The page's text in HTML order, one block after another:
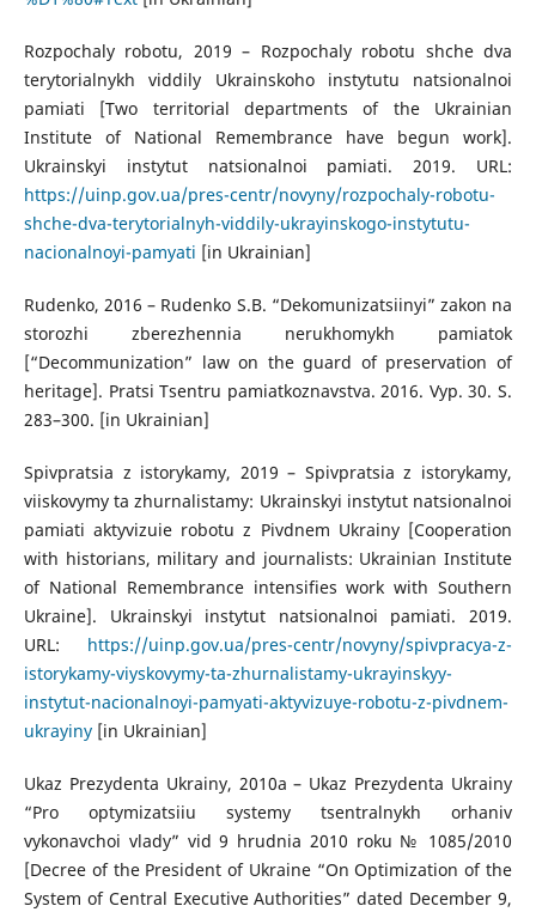
Rozpochaly robotu, 2019 – Rozpochaly robotu shche dva
terytorialnykh viddily Ukrainskoho instytutu natsionalnoi
pamiati [Two territorial departments of the Ukrainian
Institute of National Remembrance have begun work].
Ukrainskyi instytut natsionalnoi pamiati. 2019. URL:
https://uinp.gov.ua/pres-centr/novyny/rozpochaly-robotu-
shche-dva-terytorialnyh-viddily-ukrayinskogo-instytutu-
nacionalnoyi-pamyati [in Ukrainian]
Rudenko, 2016 – Rudenko S.B. “Dekomunizatsiinyi” zakon na
storozhi zberezhennia nerukhomykh pamiatok
[“Decommunization” law on the guard of preservation of
heritage]. Pratsi Tsentru pamiatkoznavstva. 2016. Vyp. 30. S.
283–300. [in Ukrainian]
Spivpratsia z istorykamy, 2019 – Spivpratsia z istorykamy,
viiskovymy ta zhurnalistamy: Ukrainskyi instytut natsionalnoi
pamiati aktyvizuie robotu z Pivdnem Ukrainy [Cooperation
with historians, military and journalists: Ukrainian Institute
of National Remembrance intensifies work with Southern
Ukraine]. Ukrainskyi instytut natsionalnoi pamiati. 2019.
URL: https://uinp.gov.ua/pres-centr/novyny/spivpracya-z-
istorykamy-viyskovymy-ta-zhurnalistamy-ukrayinskyy-
instytut-nacionalnoyi-pamyati-aktyvizuye-robotu-z-pivdnem-
ukrayiny[in Ukrainian]
Ukaz Prezydenta Ukrainy, 2010a – Ukaz Prezydenta Ukrainy
“Pro optymizatsiiu systemy tsentralnykh orhaniv
vykonavchoi vlady” vid 9 hrudnia 2010 roku № 1085/2010
[Decree of the President of Ukraine “On Optimization of the
System of Central Executive Authorities” dated December 9,